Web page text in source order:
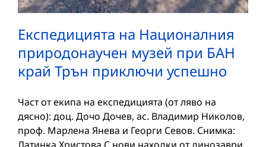
Eкспедицията на Националния
природонаучен музей при БАН
край Трън приключи успешно
Част от екипа на експедицията (от ляво на
дясно): доц. Дочо Дочев, ас. Владимир Николов,
проф. Марлена Янева и Георги Севов. Снимка: